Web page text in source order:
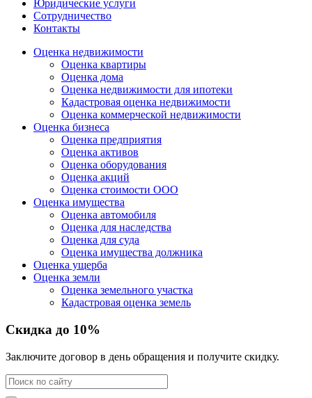
Юридические услуги
Сотрудничество
Контакты
Оценка недвижимости
Оценка квартиры
Оценка дома
Оценка недвижимости для ипотеки
Кадастровая оценка недвижимости
Оценка коммерческой недвижимости
Оценка бизнеса
Оценка предприятия
Оценка активов
Оценка оборудования
Оценка акций
Оценка стоимости ООО
Оценка имущества
Оценка автомобиля
Оценка для наследства
Оценка для суда
Оценка имущества должника
Оценка ущерба
Оценка земли
Оценка земельного участка
Кадастровая оценка земель
Скидка до 10%
Заключите договор в день обращения и получите скидку.